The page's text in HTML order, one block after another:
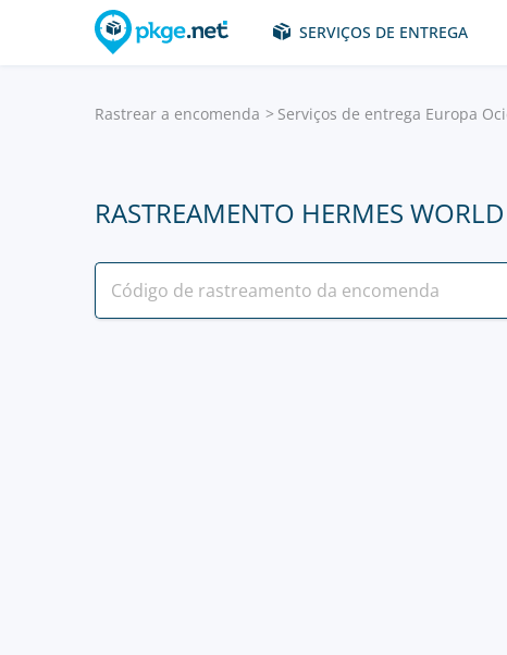
SERVIÇOS DE ENTREGA
Rastrear a encomenda Serviços de entrega Europa
RASTREAMENTO HERMES WORLD